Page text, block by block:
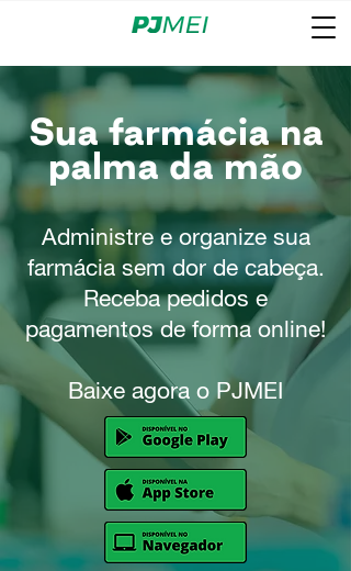
Sua farmácia na
palma da mão
Administre e organize sua
farmácia sem dor de cabeça.
Receba pedidos e
pagamentos de forma online!
Baixe agora o PJMEI